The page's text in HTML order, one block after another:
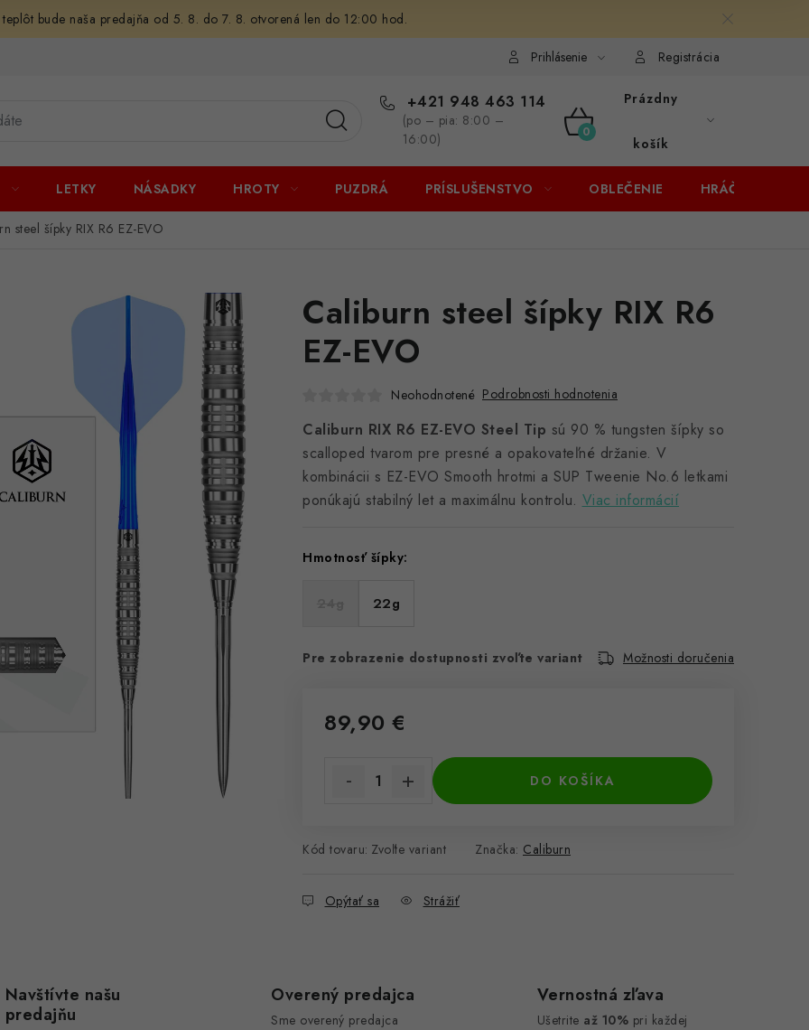
bude naša predajňa od 5. 8. do 7. 8. otvorená len do 12:00 hod.
Prihlásenie Registrácia
+421 948 463 114
(po – pia: 8:00 –
16:00)
NÁKUPNÝ
KOŠÍK
Prázdny
košík
LETKY NÁSADKY HROTY PUZDRÁ PRÍSLUŠENSTVO OBLEČENIE HRÁČI
steel šípky RIX R6 EZ-EVO
Caliburn steel šípky RIX R6
EZ-EVO
Neohodnotené Podrobnosti hodnotenia
Caliburn RIX R6 EZ-EVO Steel Tip sú 90 % tungsten šípky so
scalloped tvarom pre presné a opakovateľné držanie. V
kombinácii s EZ-EVO Smooth hrotmi a SUP Tweenie No.6 letkami
ponúkajú stabilný let a maximálnu kontrolu. Viac informácií
Hmotnosť šípky:
22g
Pre zobrazenie dostupnosti zvoľte variant Možnosti doručenia
89,90 €
DO KOŠÍKA
Kód tovaru: Zvoľte variant Značka: Caliburn
Opýtať sa Strážiť
Navštívte našu
predajňu
Overený predajca
Sme overený predajca
Vernostná zľava
Ušetrite až 10% pri každej